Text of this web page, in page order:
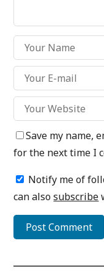
Save my name,
for the next time I
Notify me of
can alsosubscribe